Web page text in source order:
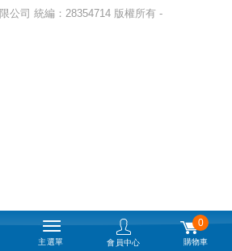
公司 統編：28354714 版權所有 -
主選單 會員中心
0
購物車